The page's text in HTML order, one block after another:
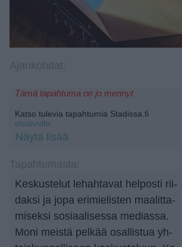
Tämä tapahtuma on jo mennyt
Katso tulevia tapahtumia Stadissa.fi -
etusivulta.
Näytä lisää
Kes­kus­te­lut le­hah­ta­vat hel­pos­ti rii­
dak­si ja jopa eri­mie­lis­ten maa­lit­ta­
mi­sek­si sosiaalisessa me­dias­sa.
Moni meis­tä pel­kää osal­lis­tua yh­